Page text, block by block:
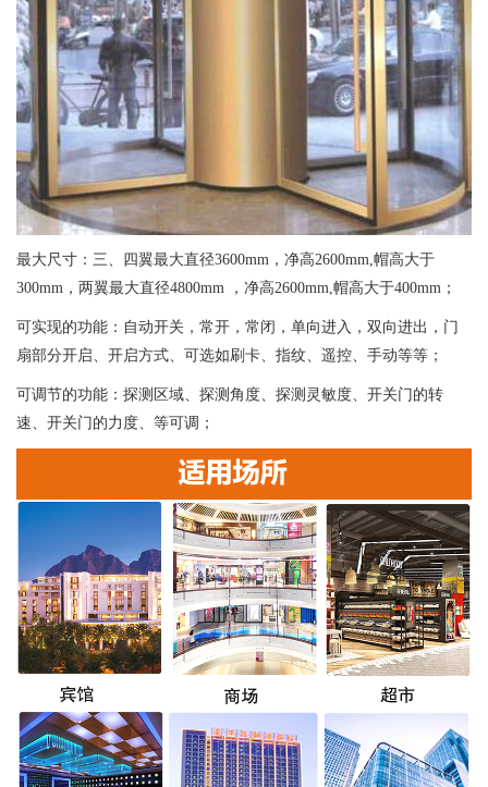
最大尺寸：三、四翼最大直径3600mm，净高2600mm,帽高大于
300mm，两翼最大直径4800mm ，净高2600mm,帽高大于400mm；
可实现的功能：自动开关，常开，常闭，单向进入，双向进出，门
扇部分开启、开启方式、可选如刷卡、指纹、遥控、手动等等；
可调节的功能：探测区域、探测角度、探测灵敏度、开关门的转
速、开关门的力度、等可调；